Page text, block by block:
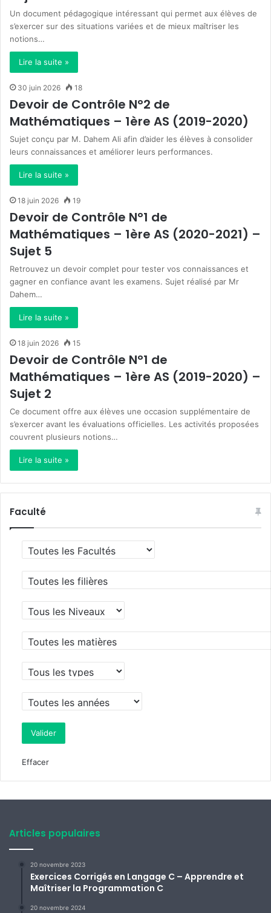
Un document pédagogique intéressant qui permet aux élèves de
s’exercer sur des situations variées et de mieux maîtriser les
notions…
Lire la suite »
30 juin 2026 18
Devoir de Contrôle N°2 de
Mathématiques – 1ère AS (2019-2020)
Sujet conçu par M. Dahem Ali afin d’aider les élèves à consolider
leurs connaissances et améliorer leurs performances.
Lire la suite »
18 juin 2026 19
Devoir de Contrôle N°1 de
Mathématiques – 1ère AS (2020-2021) –
Sujet 5
Retrouvez un devoir complet pour tester vos connaissances et
gagner en confiance avant les examens. Sujet réalisé par Mr
Dahem…
Lire la suite »
18 juin 2026 15
Devoir de Contrôle N°1 de
Mathématiques – 1ère AS (2019-2020) –
Sujet 2
Ce document offre aux élèves une occasion supplémentaire de
s’exercer avant les évaluations officielles. Les activités proposées
couvrent plusieurs notions…
Lire la suite »
Faculté
Effacer
Articles populaires
20 novembre 2023
Exercices Corrigés en Langage C – Apprendre et
Maîtriser la Programmation C
20 novembre 2024